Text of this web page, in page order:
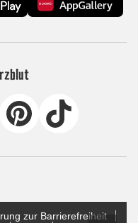
zur Barrierefreiheit